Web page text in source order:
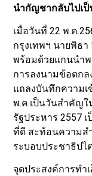
นำกัญชากลับไปเป็
เมื่อวันที่ 22 พ.ค
กรุงเทพฯ นายพิธ
พร้อมด้วยแกนนำพ
การลงนามข้อตกล
แถลงบันทึกความเ
พ.ค.เป็นวันสำคัญใ
รัฐประหาร 2557
ที่ดี สะท้อนความส
ระบอบประชาธิปไ
จุดประสงค์การทำ